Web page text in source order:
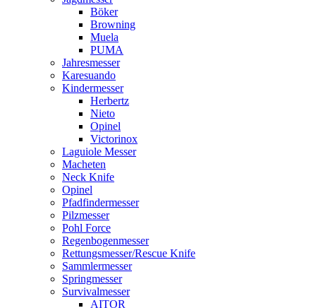
Böker
Browning
Muela
PUMA
Jahresmesser
Karesuando
Kindermesser
Herbertz
Nieto
Opinel
Victorinox
Laguiole Messer
Macheten
Neck Knife
Opinel
Pfadfindermesser
Pilzmesser
Pohl Force
Regenbogenmesser
Rettungsmesser/Rescue Knife
Sammlermesser
Springmesser
Survivalmesser
AITOR